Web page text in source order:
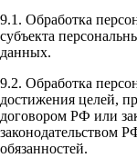
9.1. Обработка
субъекта
данных.
9.2. Обработка
достижения целей,
договором РФ или
законодательством
обязанностей.